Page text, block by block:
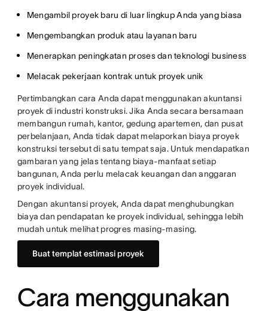
Mengambil proyek baru di luar lingkup Anda yang biasa
Mengembangkan produk atau layanan baru
Menerapkan peningkatan proses dan teknologi business
Melacak pekerjaan kontrak untuk proyek unik
Pertimbangkan cara Anda dapat menggunakan akuntansi
proyek di industri konstruksi. Jika Anda secara bersamaan
membangun rumah, kantor, gedung apartemen, dan pusat
perbelanjaan, Anda tidak dapat melaporkan biaya proyek
konstruksi tersebut di satu tempat saja. Untuk mendapatkan
gambaran yang jelas tentang biaya-manfaat setiap
bangunan, Anda perlu melacak keuangan dan anggaran
proyek individual.
Dengan akuntansi proyek, Anda dapat menghubungkan
biaya dan pendapatan ke proyek individual, sehingga lebih
mudah untuk melihat progres masing-masing.
Buat templat estimasi proyek
Cara menggunakan